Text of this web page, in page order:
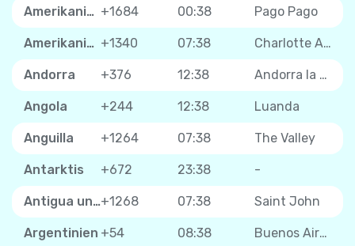
Amerikanisch-Samoa +1684 00:38 Pago Pago
Amerikanische Jungferninseln +1340 07:38 Charlotte Amalie
Andorra +376 12:38 Andorra la Vella
Angola +244 12:38 Luanda
Anguilla +1264 07:38 The Valley
Antarktis +672 23:38 -
Antigua und Barbuda+1268 07:38 Saint John
Argentinien +54 08:38 Buenos Aires